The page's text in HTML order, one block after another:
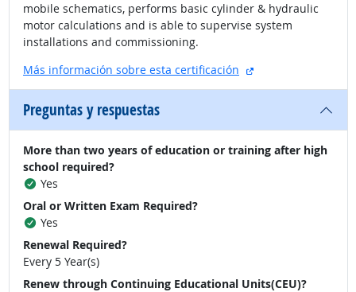
mobile schematics, performs basic cylinder & hydraulic
motor calculations and is able to supervise system
installations and commissioning.
Más información sobre esta certificación
sitio externo
Preguntas y respuestas
More than two years of education or training after high
school required?
Yes
Oral or Written Exam Required?
Yes
Renewal Required?
Every 5 Year(s)
Renew through Continuing Educational Units(CEU)?